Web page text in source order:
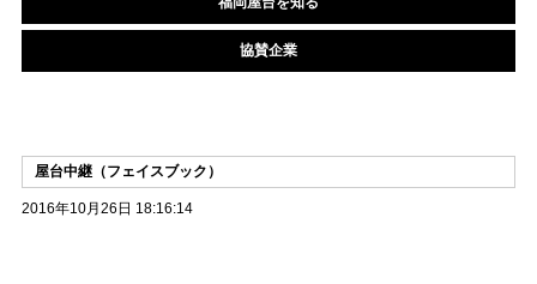
協賛企業
屋台中継（フェイスブック）
2016年10月26日 18:16:14